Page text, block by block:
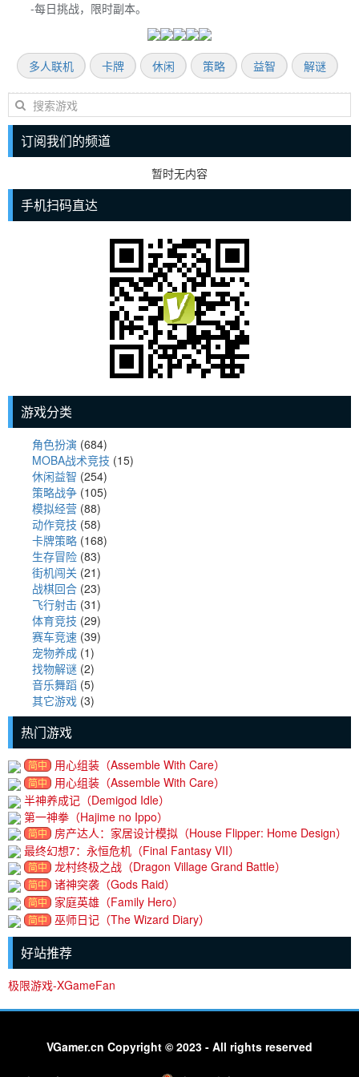
-每日挑战，限时副本。
多人联机 卡牌 休闲 策略 益智 解谜
订阅我们的频道
暂时无内容
手机扫码直达
游戏分类
角色扮演 (684)
MOBA战术竞技 (15)
休闲益智 (254)
策略战争 (105)
模拟经营 (88)
动作竞技 (58)
卡牌策略 (168)
生存冒险 (83)
街机闯关 (21)
战棋回合 (23)
飞行射击 (31)
体育竞技 (29)
赛车竞速 (39)
宠物养成 (1)
找物解谜 (2)
音乐舞蹈 (5)
其它游戏 (3)
热门游戏
简中 用心组装（Assemble With Care）
简中
用心组装（Assemble With Care）
半神养成记（Demigod Idle）
第一神拳（Hajime no Ippo）
简中
房产达人：家居设计模拟（House Flipper: Home Design）
最终幻想7：永恒危机（Final Fantasy VII）
简中 龙村终极之战（Dragon Village Grand Battle）
简中 诸神突袭（Gods Raid）
简中 家庭英雄（Family Hero）
简中 巫师日记（The Wizard Diary）
好站推荐
极限游戏-XGameFan
VGamer.cn Copyright © 2023 - All rights reserved